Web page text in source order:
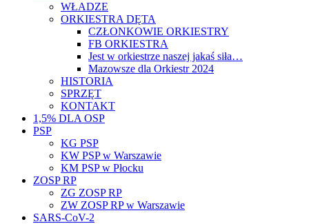
WŁADZE
ORKIESTRA DĘTA
CZŁONKOWIE ORKIESTRY
FB ORKIESTRA
Jest w orkiestrze naszej jakaś siła…
Mazowsze dla Orkiestr 2024
HISTORIA
SPRZĘT
KONTAKT
1,5% DLA OSP
PSP
KG PSP
KW PSP w Warszawie
KM PSP w Płocku
ZOSP RP
ZG ZOSP RP
ZW ZOSP RP w Warszawie
SARS-CoV-2